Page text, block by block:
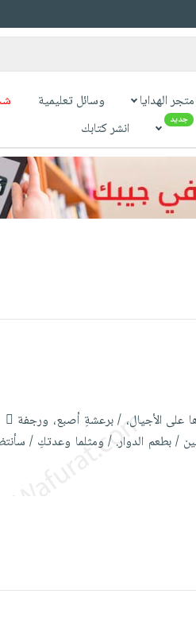
متجر الهدايا وسائل تعليمية
جديد انشر كتابك
على الأجيال، / برعشةِ أصبع،
/ بطعم الدوار. / ومثلما وعدتكِ /